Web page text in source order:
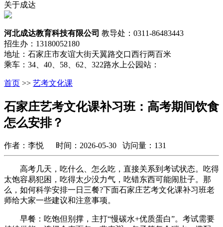
关于成达
河北成达教育科技有限公司 教导处：0311-86483443
招生办：13180052180
地址：石家庄市友谊大街天翼路交口西行两百米
乘车：34、40、58、62、322路水上公园站：
首页 >> 艺考文化课
石家庄艺考文化课补习班：高考期间饮食
怎么安排？
作者：李悦 时间：2026-05-30 访问量：131
高考几天，吃什么、怎么吃，直接关系到考试状态。吃得
太饱容易犯困，吃得太少没力气，吃错东西可能闹肚子。那
么，如何科学安排一日三餐?下面石家庄艺考文化课补习班老
师给大家一些建议和注意事项。
早餐：吃饱但别撑，主打“慢碳水+优质蛋白”。考试需要